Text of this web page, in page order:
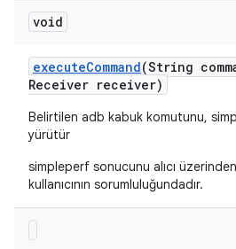
void
executeCommand(String
Receiver receiver)
Belirtilen adb kabuk komutunu,
yürütür
simpleperf sonucunu alıcı
kullanıcının sorumluluğundadır.